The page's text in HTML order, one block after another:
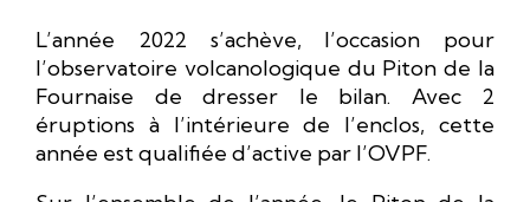
L’année 2022 s’achève, l’occasion pour
l’observatoire volcanologique du Piton de la
Fournaise de dresser le bilan. Avec 2
éruptions à l’intérieure de l’enclos, cette
année est qualifiée d’active par l’OVPF.